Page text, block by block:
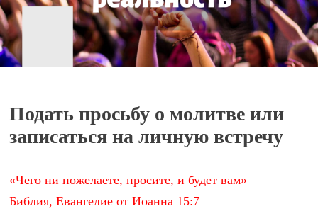
Подать просьбу о молитве или
записаться на личную встречу
«Чего ни пожелаете, просите, и будет вам» —
Библия, Евангелие от Иоанна 15:7